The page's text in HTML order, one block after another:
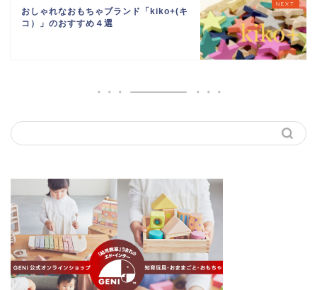
おしゃれなおもちゃブランド「kiko+(キ
コ）」のおすすめ４選